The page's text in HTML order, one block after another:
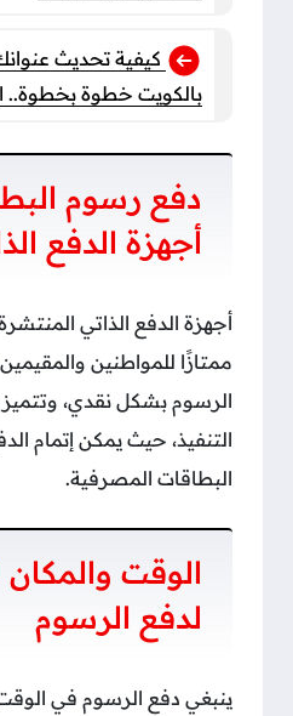
كيفية تحديث
بالكويت خطوة بخطوة..
دفع رسوم
أجهزة الدفع
أجهزة الدفع الذاتي
ممتازًا للمواطنين
الرسوم بشكل نقدي،
التنفيذ، حيث يمكن إتمام
البطاقات المصرفية.
الوقت
لدفع الرسوم
ينبغي دفع الرسوم في